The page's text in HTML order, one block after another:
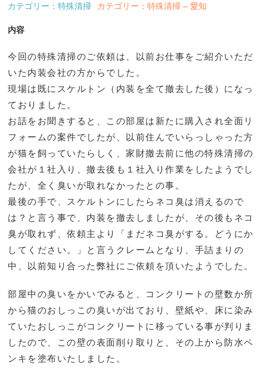
カテゴリー：特殊清掃 カテゴリー：特殊清掃 – 愛知
内容
今回の特殊清掃のご依頼は、以前お仕事をご紹介いただ
いた内装会社の方からでした。
現場は既にスケルトン（内装を全て撤去した後）になっ
ておりました。
お話をお聞きすると、この部屋は新たに購入され全面リ
フォームの案件でしたが、以前住んでいらっしゃった方
が猫を飼っていたらしく、家財撤去前に他の特殊清掃の
会社が１社入り、撤去後も１社入り作業をしたようでし
たが、全く臭いが取れなかったとの事。
最後の手で、スケルトンにしたらネコ臭は消えるので
は？と言う事で、内装を撤去しましたが、その後もネコ
臭が取れず、依頼主より「まだネコ臭がする。どうにか
してください。」と言うクレームとなり、手詰まりの
中、以前知り合った弊社にご依頼を頂いたようでした。
部屋中の臭いをかいでみると、コンクリートの壁数か所
から猫のおしっこの臭いが出ており、壁紙や、床に染み
ていたおしっこがコンクリートに移っている事が判りま
したので、この壁の表面削り取りと、その上から防水ペ
ンキを塗布いたしました。